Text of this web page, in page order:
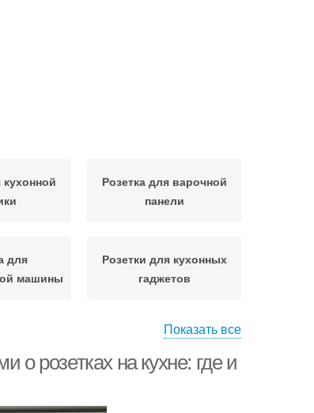
кухонной
Розетка для варочной
панели
для
машины
Розетки для кухонных
гаджетов
Показать все
о розетках на кухне: где и